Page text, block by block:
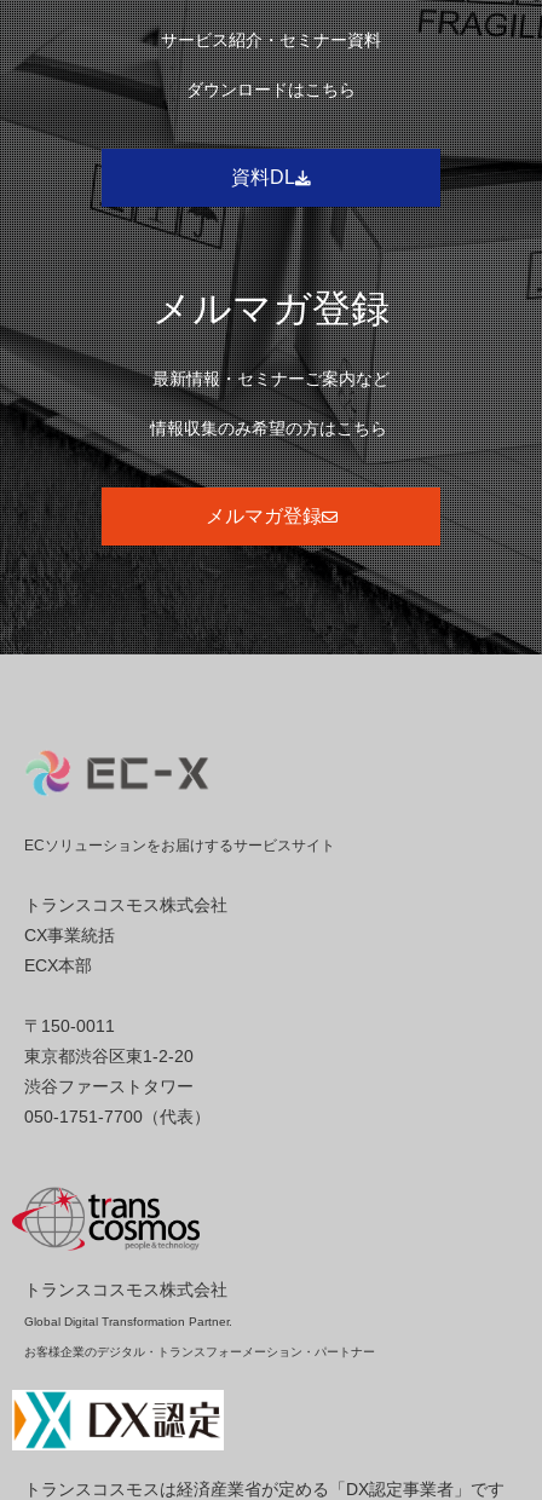
サービス紹介・セミナー資料
ダウンロードはこちら
資料DL
メルマガ登録
最新情報・セミナーご案内など
情報収集のみ希望の方はこちら
メルマガ登録
ECソリューションをお届けするサービスサイト
トランスコスモス株式会社
CX事業統括
ECX本部
〒150-0011
東京都渋谷区東1-2-20
渋谷ファーストタワー
050-1751-7700（代表）
トランスコスモス株式会社
Global Digital Transformation Partner.
お客様企業のデジタル・トランスフォーメーション・パートナー
トランスコスモスは経済産業省が定める「DX認定事業者」です